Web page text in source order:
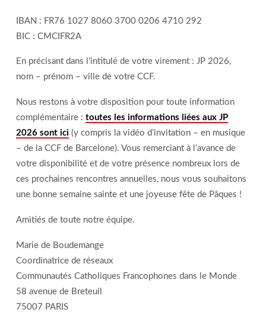
IBAN : FR76 1027 8060 3700 0206 4710 292
BIC : CMCIFR2A
En précisant dans l’intitulé de votre virement : JP 2026,
nom – prénom – ville de votre CCF.
Nous restons à votre disposition pour toute information
complémentaire : toutes les informations liées aux JP
2026 sont ici (y compris la vidéo d’invitation – en musique
– de la CCF de Barcelone). Vous remerciant à l’avance de
votre disponibilité et de votre présence nombreux lors de
ces prochaines rencontres annuelles, nous vous souhaitons
une bonne semaine sainte et une joyeuse fête de Pâques !
Amitiés de toute notre équipe.
Marie de Boudemange
Coordinatrice de réseaux
Communautés Catholiques Francophones dans le Monde
58 avenue de Breteuil
75007 PARIS